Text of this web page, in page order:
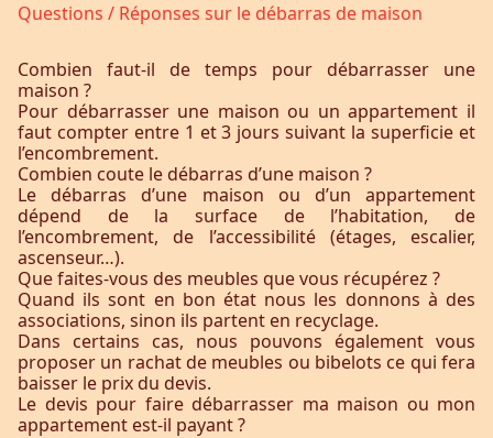
Questions / Réponses sur le débarras de maison
Combien faut-il de temps pour débarrasser une
maison ?
Pour débarrasser une maison ou un appartement il
faut compter entre 1 et 3 jours suivant la superficie et
l’encombrement.
Combien coute le débarras d’une maison ?
Le débarras d’une maison ou d’un appartement
dépend de la surface de l’habitation, de
l’encombrement, de l’accessibilité (étages, escalier,
ascenseur…).
Que faites-vous des meubles que vous récupérez ?
Quand ils sont en bon état nous les donnons à des
associations, sinon ils partent en recyclage.
Dans certains cas, nous pouvons également vous
proposer un rachat de meubles ou bibelots ce qui fera
baisser le prix du devis.
Le devis pour faire débarrasser ma maison ou mon
appartement est-il payant ?